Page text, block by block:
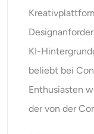
KI-
beliebt bei
Enthusiasten
der von der